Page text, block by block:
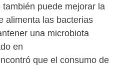
puede mejorar la
alimenta las bacterias
una microbiota
en
que el consumo de